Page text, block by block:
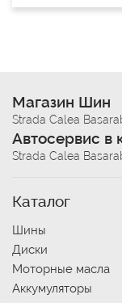
Магазин Шин
Strada Calea
Автосервис в
Strada Calea
Каталог
Шины
Диски
Моторные масла
Аккумуляторы